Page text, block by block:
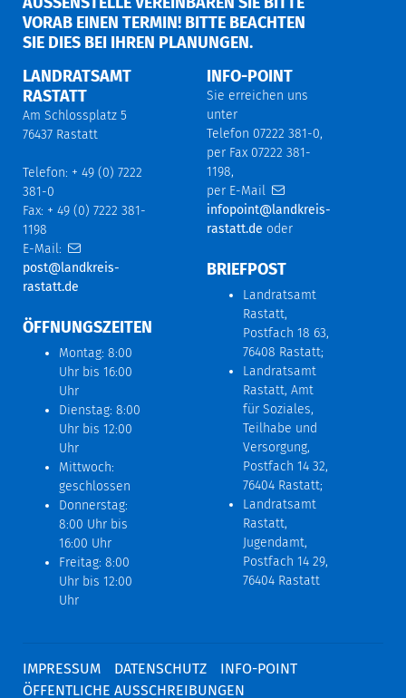
ORAB EINEN TERMIN! BITTE BEACHTEN S
IE DIES BEI IHREN PLANUNGEN.
LANDRATSAMT
RASTATT
Am Schlossplatz 5
76437 Rastatt
Telefon: + 49 (0) 7222
381-0
Fax: + 49 (0) 7222 381-
1198
E-Mail:
post@landkreis-
rastatt.de
ÖFFNUNGSZEITEN
Montag: 8:00
Uhr bis 16:00
Uhr
Dienstag: 8:00
Uhr bis 12:00
Uhr
Mittwoch:
geschlossen
Donnerstag:
8:00 Uhr bis
16:00 Uhr
Freitag: 8:00
Uhr bis 12:00
Uhr
INFO-POINT
Sie erreichen uns
unter
Telefon 07222 381-0,
per Fax 07222 381-
1198,
per E-Mail
infopoint@landkreis-
rastatt.de oder
BRIEFPOST
Landratsamt
Rastatt,
Postfach 18 63,
76408 Rastatt;
Landratsamt
Rastatt, Amt
für Soziales,
Teilhabe und
Versorgung,
Postfach 14 32,
76404 Rastatt;
Landratsamt
Rastatt,
Jugendamt,
Postfach 14 29,
76404 Rastatt
IMPRESSUM DATENSCHUTZ
INFO-POINT
ÖFFENTLICHE AUSSCHREIBUNGEN